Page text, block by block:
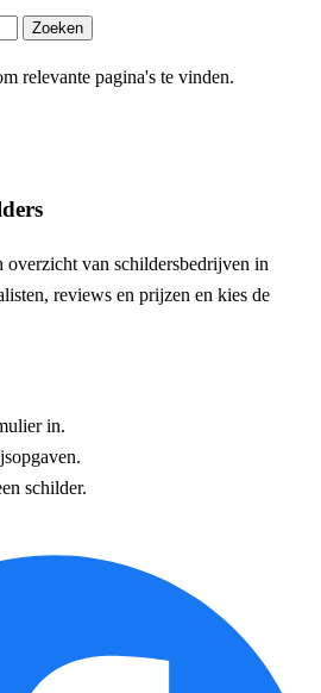
Zoeken
relevante pagina's te vinden.
van schildersbedrijven in
reviews en prijzen en kies de
in.
schilder.